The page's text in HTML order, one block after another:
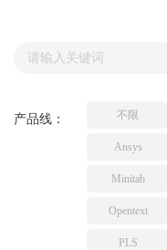
Perforce
TESSY
技术文档
网络研讨会
产品线： 不限
Ansys
Minitab
Opentext
PLS